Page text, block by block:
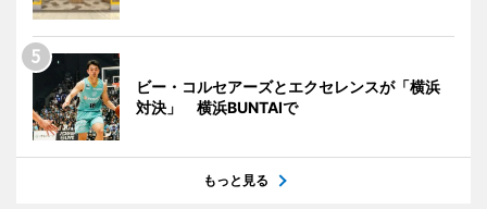
ビー・コルセアーズとエクセレンスが「横浜
対決」 横浜BUNTAIで
もっと見る